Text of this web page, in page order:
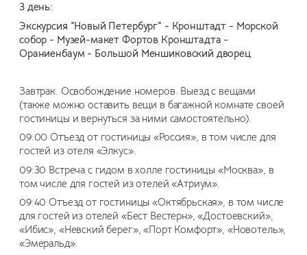
3 день:
Экскурсия "Новый Петербург" - Кронштадт - Морской
собор - Музей-макет Фортов Кронштадта -
Ораниенбаум - Большой Меншиковский дворец
Завтрак. Освобождение номеров. Выезд с вещами
(также можно оставить вещи в багажной комнате своей
гостиницы и вернуться за ними самостоятельно).
09:00 Отъезд от гостиницы «Россия», в том числе для
гостей из отеля «Элкус».
09:30 Встреча с гидом в холле гостиницы «Москва», в
том числе для гостей из отелей «Атриум».
09:40 Отъезд от гостиницы «Октябрьская», в том числе
для гостей из отелей «Бест Вестерн», «Достоевский»,
«Ибис», «Невский берег», «Порт Комфорт», «Новотель»,
«Эмеральд».